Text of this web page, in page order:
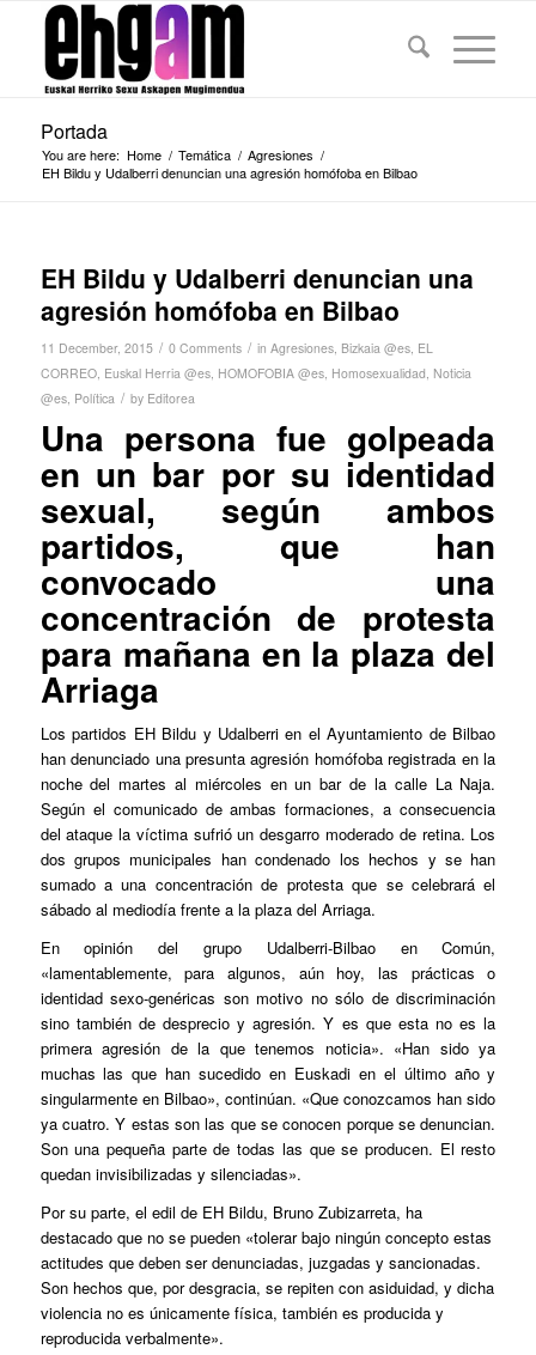
Portada
You are here: Home / Temática / Agresiones /
EH Bildu y Udalberri denuncian una agresión homófoba en Bilbao
EH Bildu y Udalberri denuncian una
agresión homófoba en Bilbao
11 December, 2015 / 0 Comments / in Agresiones, Bizkaia @es, EL
CORREO, Euskal Herria @es, HOMOFOBIA @es, Homosexualidad, Noticia
@es, Política / by Editorea
Una persona fue golpeada
en un bar por su identidad
sexual, según ambos
partidos, que han
convocado una
concentración de protesta
para mañana en la plaza del
Arriaga
Los partidos EH Bildu y Udalberri en el Ayuntamiento de Bilbao
han denunciado una presunta agresión homófoba registrada en la
noche del martes al miércoles en un bar de la calle La Naja.
Según el comunicado de ambas formaciones, a consecuencia
del ataque la víctima sufrió un desgarro moderado de retina. Los
dos grupos municipales han condenado los hechos y se han
sumado a una concentración de protesta que se celebrará el
sábado al mediodía frente a la plaza del Arriaga.
En opinión del grupo Udalberri-Bilbao en Común,
«lamentablemente, para algunos, aún hoy, las prácticas o
identidad sexo-genéricas son motivo no sólo de discriminación
sino también de desprecio y agresión. Y es que esta no es la
primera agresión de la que tenemos noticia». «Han sido ya
muchas las que han sucedido en Euskadi en el último año y
singularmente en Bilbao», continúan. «Que conozcamos han sido
ya cuatro. Y estas son las que se conocen porque se denuncian.
Son una pequeña parte de todas las que se producen. El resto
quedan invisibilizadas y silenciadas».
Por su parte, el edil de EH Bildu, Bruno Zubizarreta, ha
destacado que no se pueden «tolerar bajo ningún concepto estas
actitudes que deben ser denunciadas, juzgadas y sancionadas.
Son hechos que, por desgracia, se repiten con asiduidad, y dicha
violencia no es únicamente física, también es producida y
reproducida verbalmente».